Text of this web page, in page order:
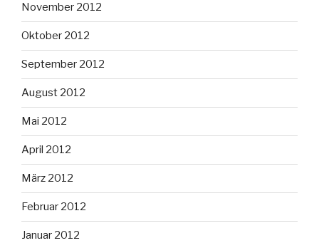
November 2012
Oktober 2012
September 2012
August 2012
Mai 2012
April 2012
März 2012
Februar 2012
Januar 2012